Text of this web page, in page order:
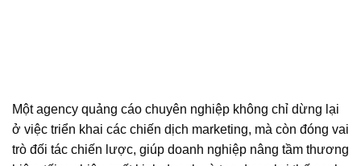
Một agency quảng cáo chuyên nghiệp không chỉ dừng lại
ở việc triển khai các chiến dịch marketing, mà còn đóng vai
trò đối tác chiến lược, giúp doanh nghiệp nâng tầm thương